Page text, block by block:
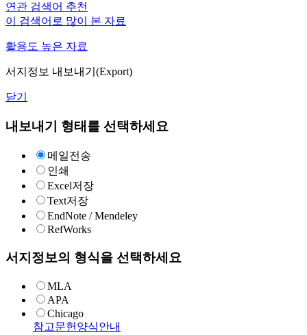
연관 검색어 추천
이 검색어로 많이 본 자료
활용도 높은 자료
서지정보 내보내기(Export)
닫기
내보내기 형태를 선택하세요
메일전송
인쇄
Excel저장
Text저장
EndNote / Mendeley
RefWorks
서지정보의 형식을 선택하세요
MLA
APA
Chicago
참고문헌양식안내